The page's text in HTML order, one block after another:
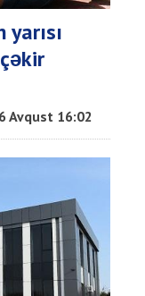
6 Avqust 16:02